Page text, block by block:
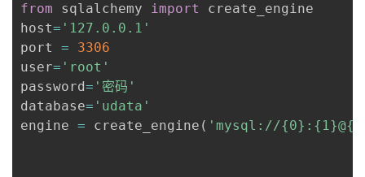
from sqlalchemy import
create_engine
host= '127.0.0.1'
port =
3306
user= 'root'
password= '密码'
database= 'udata'
engine = create_engine ( 'mysql://